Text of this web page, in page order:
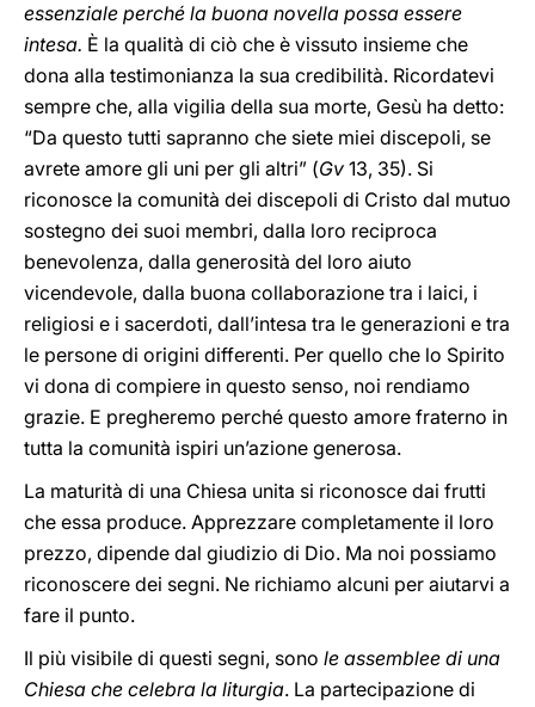
essenziale perché la buona novella possa essere
intesa. È la qualità di ciò che è vissuto insieme che
dona alla testimonianza la sua credibilità. Ricordatevi
sempre che, alla vigilia della sua morte, Gesù ha detto:
“Da questo tutti sapranno che siete miei discepoli, se
avrete amore gli uni per gli altri” (Gv 13, 35). Si
riconosce la comunità dei discepoli di Cristo dal mutuo
sostegno dei suoi membri, dalla loro reciproca
benevolenza, dalla generosità del loro aiuto
vicendevole, dalla buona collaborazione tra i laici, i
religiosi e i sacerdoti, dall’intesa tra le generazioni e tra
le persone di origini differenti. Per quello che lo Spirito
vi dona di compiere in questo senso, noi rendiamo
grazie. E pregheremo perché questo amore fraterno in
tutta la comunità ispiri un’azione generosa.
La maturità di una Chiesa unita si riconosce dai frutti
che essa produce. Apprezzare completamente il loro
prezzo, dipende dal giudizio di Dio. Ma noi possiamo
riconoscere dei segni. Ne richiamo alcuni per aiutarvi a
fare il punto.
Il più visibile di questi segni, sono le assemblee di una
Chiesa che celebra la liturgia. La partecipazione di